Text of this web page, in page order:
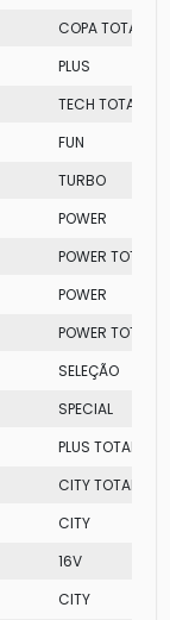
COPA TOTAL
PLUS
TECH TOTAL
FUN
TURBO
POWER
POWER TOTAL
POWER
POWER TOTAL
SELEÇÃO
SPECIAL
PLUS TOTAL FLEX
CITY TOTAL FLEX
CITY
16V
CITY